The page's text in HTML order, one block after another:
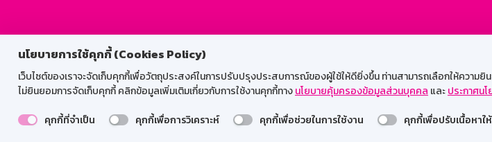
นโยบายการใช้คุกกี้ (Cookies Policy)
เว็บไซต์ของเราจะจัดเก็บคุกกี้เพื่อวัตถุประสงค์ในการปรับปรุงประสบการณ์ของผู้ใช้ให้ดียิ่งขึ้น ท่านสามารถเลือกให้ความ
ไม่ยินยอมการจัดเก็บคุกกี้ คลิกข้อมูลเพิ่มเติมเกี่ยวกับการใช้งานคุกกี้ทางนโยบายคุ้มครองข้อมูลส่วนบุคคล และประกาศน
คุกกี้ที่จำเป็น
คุกกี้เพื่อการวิเคราะห์ คุกกี้เพื่อช่วยในการใช้งาน คุกกี้เพื่อปรับเนื้อหาใ
รองรับการใช้งานได้ดีบนเว็บบราวเซ